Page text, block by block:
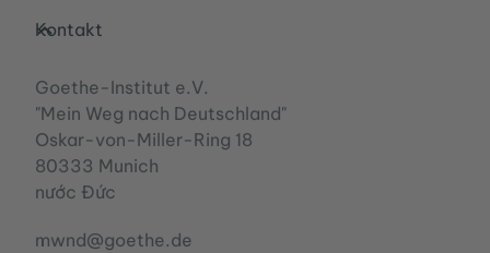
Service- und Informationsbereich
Kontakt
Goethe-Institut e.V.
"Mein Weg nach Deutschland"
Oskar-von-Miller-Ring 18
80333 Munich
nước Đức
mwnd@goethe.de